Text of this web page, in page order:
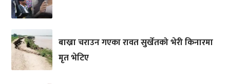
बाख्रा चराउन गएका रावत सुर्खेतको भेरी किनारमा
मृत भेटिए